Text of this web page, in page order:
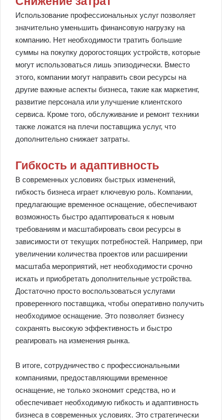
Использование профессиональных услуг позволяет
значительно уменьшить финансовую нагрузку на
компанию. Нет необходимости тратить большие
суммы на покупку дорогостоящих устройств, которые
могут использоваться лишь эпизодически. Вместо
этого, компании могут направить свои ресурсы на
другие важные аспекты бизнеса, такие как маркетинг,
развитие персонала или улучшение клиентского
сервиса. Кроме того, обслуживание и ремонт техники
также ложатся на плечи поставщика услуг, что
дополнительно снижает затраты.
Гибкость и адаптивность
В современных условиях быстрых изменений,
гибкость бизнеса играет ключевую роль. Компании,
предлагающие временное оснащение, обеспечивают
возможность быстро адаптироваться к новым
требованиям и масштабировать свои ресурсы в
зависимости от текущих потребностей. Например, при
увеличении количества проектов или расширении
масштаба мероприятий, нет необходимости срочно
искать и приобретать дополнительные устройства.
Достаточно просто воспользоваться услугами
проверенного поставщика, чтобы оперативно получить
необходимое оснащение. Это позволяет бизнесу
сохранять высокую эффективность и быстро
реагировать на изменения рынка.
В итоге, сотрудничество с профессиональными
компаниями, предоставляющими временное
оснащение, не только экономит средства, но и
обеспечивает необходимую гибкость и адаптивность
бизнеса в современных условиях. Это стратегически